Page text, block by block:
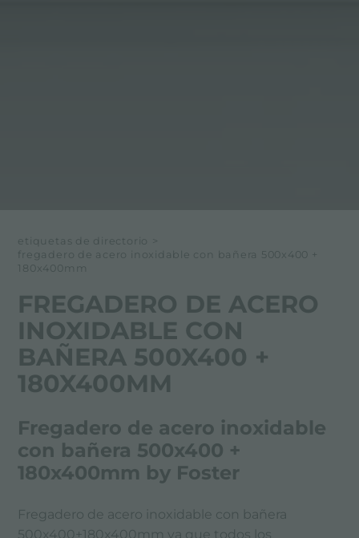
etiquetas de directorio
>
fregadero de acero inoxidable con bañera 500x400 +
180x400mm
FREGADERO DE ACERO
INOXIDABLE CON
BAÑERA 500X400 +
180X400MM
Fregadero de acero inoxidable
con bañera 500x400 +
180x400mm by Foster
Fregadero de acero inoxidable con bañera
500x400+180x400mm ya que todos los